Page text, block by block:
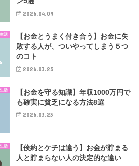
2026.04.09
活
【お金とうまく付き合う】お金に失
敗する人が、ついやってしまう５つ
のコト
2026.03.25
活
【お金を守る知識】年収1000万円で
も確実に貧乏になる方法8選
2026.03.23
活
【倹約とケチは違う】お金が貯まる
人と貯まらない人の決定的な違い